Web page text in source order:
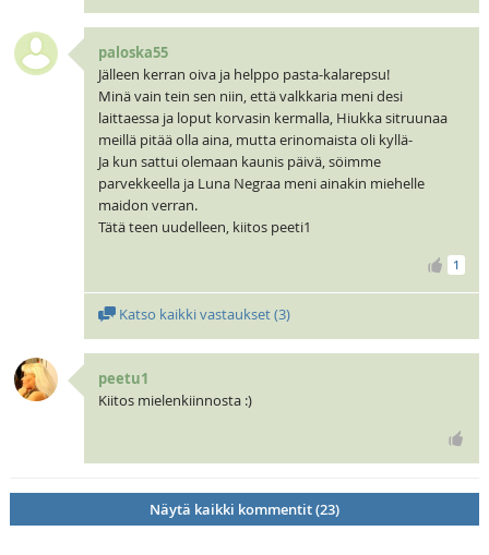
paloska55
Jälleen kerran oiva ja helppo pasta-kalarepsu!
Minä vain tein sen niin, että valkkaria meni desi
laittaessa ja loput korvasin kermalla, Hiukka sitruunaa
meillä pitää olla aina, mutta erinomaista oli kyllä-
Ja kun sattui olemaan kaunis päivä, söimme
parvekkeella ja Luna Negraa meni ainakin miehelle
maidon verran.
Tätä teen uudelleen, kiitos peeti1
1
Katso kaikki vastaukset (3)
peetu1
Kiitos mielenkiinnosta :)
Näytä kaikki kommentit (23)